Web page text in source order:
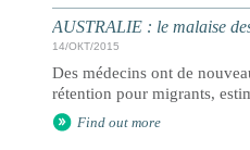
AUSTRALIE : le malaise
14/ОКТ/2015
Des médecins ont de
rétention pour migrants,
Find out more